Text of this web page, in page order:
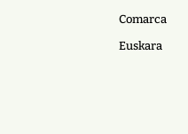
Comarca
Euskara